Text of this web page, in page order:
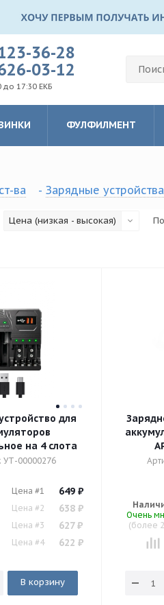
36-28
03-12
до 17:30 ЕКБ
ФУЛФИЛМЕНТ
ва - Зарядные устройства
Цена (низкая - высокая)
для
на 4 слота
OT-APZ24
УТ-00000276
Цена #1 649₽
Цена #2 638₽
Цена #3 627₽
Цена #4 622 ₽
В корзину
Очень
(более